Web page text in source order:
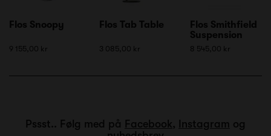
Flos Snoopy
9 155,00 kr
Flos Tab Table
3 085,00 kr
Flos Smithfield
Suspension
8 545,00 kr
Pssst.. Følg med på Facebook, Instagram og